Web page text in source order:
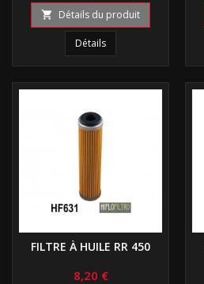
 Détails du produit
Détails
FILTRE À HUILE RR 450
8,20 €